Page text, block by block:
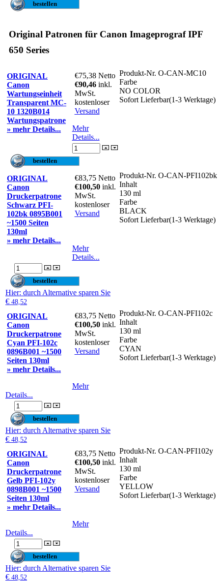
Original Patronen für Canon Imageprograf IPF
650 Series
ORIGINAL
Canon
Wartungseinheit
Transparent MC-
10 1320B014
Wartungspatrone
» mehr Details...
€75,38 Netto
€90,46 inkl.
MwSt.
kostenloser
Versand
Produkt-Nr. O-CAN-MC10
Farbe
NO COLOR
Sofort Lieferbar(1-3 Werktage)
Mehr
Details...
ORIGINAL
Canon
Druckerpatrone
Schwarz PFI-
102bk 0895B001
~1500 Seiten
130ml
» mehr Details...
€83,75 Netto
€100,50 inkl.
MwSt.
kostenloser
Versand
Produkt-Nr. O-CAN-PFI102bk
Inhalt
130 ml
Farbe
BLACK
Sofort Lieferbar(1-3 Werktage)
Mehr
Details...
Hier: durch Alternative sparen Sie
€ 48,52
ORIGINAL
Canon
Druckerpatrone
Cyan PFI-102c
0896B001 ~1500
Seiten 130ml
» mehr Details...
€83,75 Netto
€100,50 inkl.
MwSt.
kostenloser
Versand
Produkt-Nr. O-CAN-PFI102c
Inhalt
130 ml
Farbe
CYAN
Sofort Lieferbar(1-3 Werktage)
Mehr
Details...
Hier: durch Alternative sparen Sie
€ 48,52
ORIGINAL
Canon
Druckerpatrone
Gelb PFI-102y
0898B001 ~1500
Seiten 130ml
» mehr Details...
€83,75 Netto
€100,50 inkl.
MwSt.
kostenloser
Versand
Produkt-Nr. O-CAN-PFI102y
Inhalt
130 ml
Farbe
YELLOW
Sofort Lieferbar(1-3 Werktage)
Mehr
Details...
Hier: durch Alternative sparen Sie
€ 48,52